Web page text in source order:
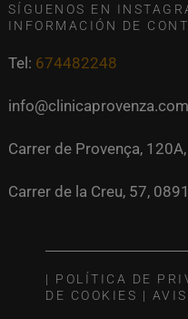
SÍGUENOS EN
INFORMACIÓN DE
Tel: 674482248
info@clinicaprovenza.com
Carrer de Provença,
Carrer de la Creu, 57,
| POLÍTICA DE
DE COOKIES |